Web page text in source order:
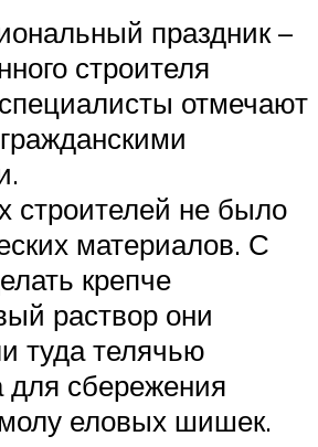
праздник –
строителя
отмечают
строителей не было
материалов. С
крепче
раствор они
туда телячью
для сбережения
еловых шишек.